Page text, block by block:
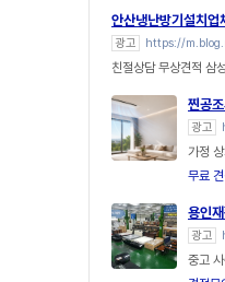
안산냉난방기설치업
광고 https://
친절상담 무상견적 삼
찐공
광고
가정
무료
용인
광고
중고